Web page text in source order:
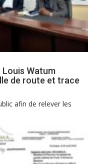
Watum
de route et trace
afin de relever les